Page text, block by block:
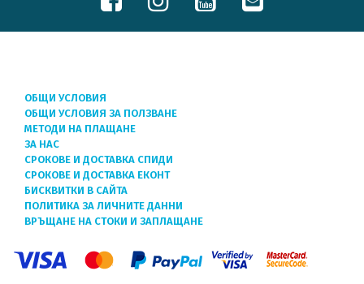
ОБЩИ УСЛОВИЯ
ОБЩИ УСЛОВИЯ ЗА ПОЛЗВАНЕ
МЕТОДИ НА ПЛАЩАНЕ
ЗА НАС
СРОКОВЕ И ДОСТАВКА СПИДИ
СРОКОВЕ И ДОСТАВКА ЕКОНТ
БИСКВИТКИ В САЙТА
ПОЛИТИКА ЗА ЛИЧНИТЕ ДАННИ
ВРЪЩАНЕ НА СТОКИ И ЗАПЛАЩАНЕ